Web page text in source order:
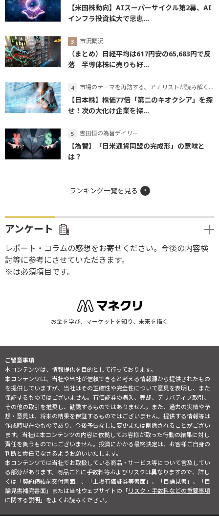
【米国株動向】AIスーパーサイクル第2幕、AI
インフラ投資拡大で恩恵...
市況概況
（まとめ）日経平均は617円安の65,683円で反
落 半導体株に売りも好...
市場のテーマを再訪する。アナリストが読み解くテーマの本質
【日本株】株価77倍「第二のキオクシア」を探
せ！次の大化け企業を探...
吉田恒の為替デイリー
【為替】「日米通貨同盟の完成形」の意味と
は？
ランキング一覧を見る
アンケート
レポート・コラムの感想をお寄せください。今後の内容検
討等に参考にさせていただきます。
※は必須項目です。
お金を学び、マーケットを知り、未来を描く
ご留意事項
本コンテンツは、情報提供を目的として行っております。
本コンテンツは、当社や当社が信頼できると考える情報源から提供されたもの
を提供していますが、当社はその正確性や完全性について意見を表明し、また
保証するものではございません。有価証券の購入、売却、デリバティブ取引、
その他の取引を推奨し、勧誘するものではありません。また、過去の実績や予
想・意見は、将来の結果を保証するものではございません。提供する情報等は
作成時現在のものであり、今後予告なしに変更または削除されることがござい
ます。当社は本コンテンツの内容に依拠してお客様が取った行動の結果に対し
責任を負うものではございません。投資にかかる最終決定は、お客様ご自身の
判断と責任でなさるようお願いいたします。
本コンテンツでは当社でお取扱している商品・サービス等について言及してい
る部分があります。商品ごとに手数料等およびリスクは異なりますので、詳し
くは「契約締結前交付書面」、「上場有価証券等書面」、「目論見書」、「目
論見書補完書面」または当社ウェブサイトの「リスク・手数料などの重要事項
に関する説明」をよくお読みください。